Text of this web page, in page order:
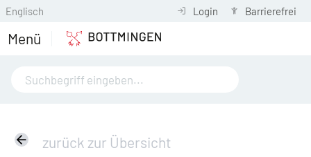
Englisch Login Barrierefrei
Menü
zurück zur Übersicht